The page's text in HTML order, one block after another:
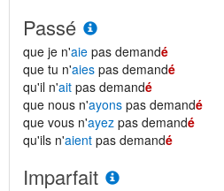
Passé
que je n'aie pas demandé
que tu n'aies pas demandé
qu'il n'ait pas demandé
que nous n'ayons pas demandé
que vous n'ayez pas demandé
qu'ils n'aient pas demandé
Imparfait